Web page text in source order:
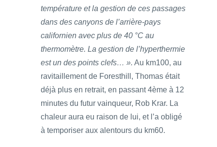
température et la gestion de ces passages
dans des canyons de l’arrière-pays
californien avec plus de 40 °C au
thermomètre. La gestion de l’hyperthermie
est un des points clefs… ». Au km100, au
ravitaillement de Foresthill, Thomas était
déjà plus en retrait, en passant 4ème à 12
minutes du futur vainqueur, Rob Krar. La
chaleur aura eu raison de lui, et l’a obligé
à temporiser aux alentours du km60.